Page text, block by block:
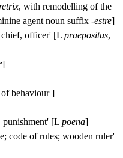
, with remodelling of the
agent noun suffix -estre]
officer' [L praepositus,
]
of behaviour ]
punishment' [L poena]
code of rules; wooden ruler'